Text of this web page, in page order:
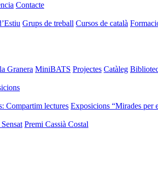
Contacte
Grups de treball Cursos de català
Granera MiniBATS Projectes Catàleg
Compartim lectures Exposicions “Mirades per
Premi Cassià Costal